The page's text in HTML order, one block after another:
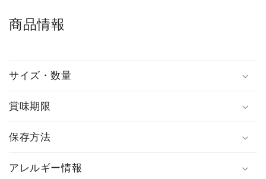
商品情報
サイズ・数量
賞味期限
保存方法
アレルギー情報